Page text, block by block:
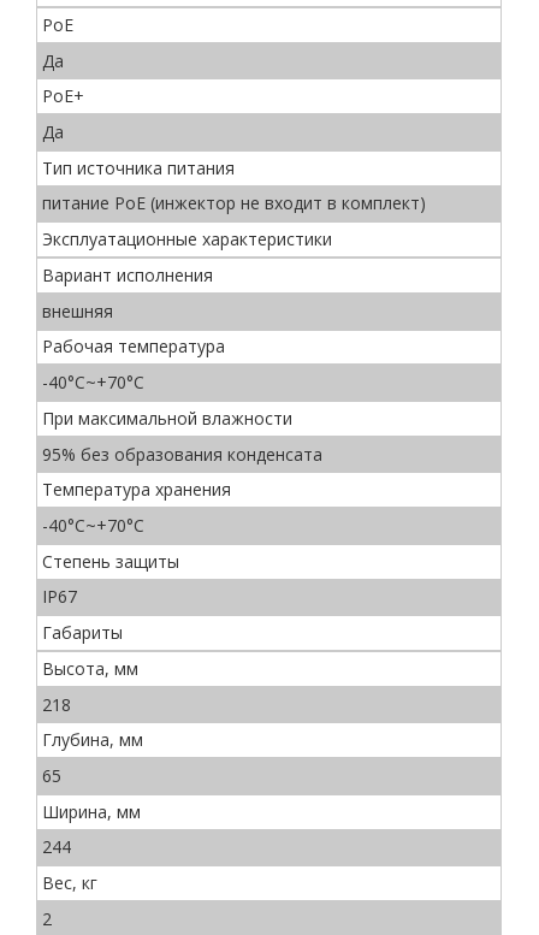
PoE
Да
PoE+
Да
Тип источника питания
питание PoE (инжектор не входит в комплект)
Эксплуатационные характеристики
Вариант исполнения
внешняя
Рабочая температура
-40°C~+70°C
При максимальной влажности
95% без образования конденсата
Температура хранения
-40°C~+70°C
Степень защиты
IP67
Габариты
Высота, мм
218
Глубина, мм
65
Ширина, мм
244
Вес, кг
2